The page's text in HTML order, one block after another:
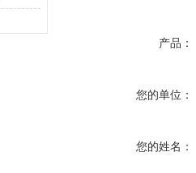
产品：
您的单位：
您的姓名：